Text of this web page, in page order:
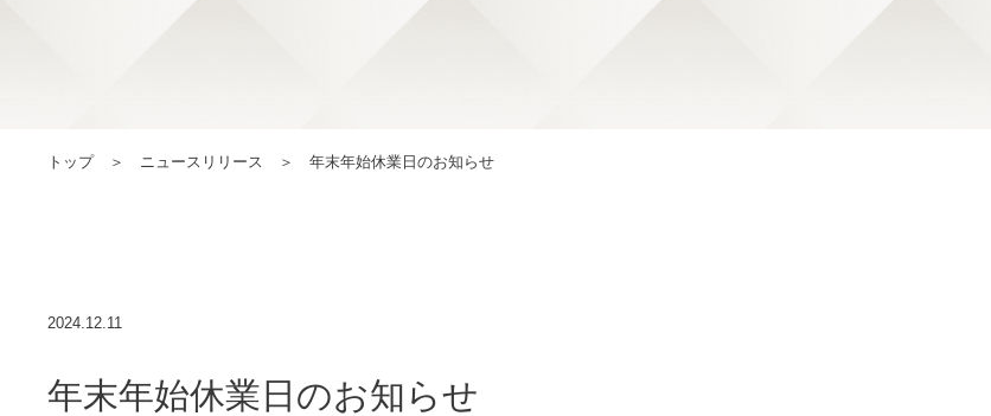
トップ ニュースリリース 年末年始休業日のお知らせ
2024.12.11
年末年始休業日のお知らせ